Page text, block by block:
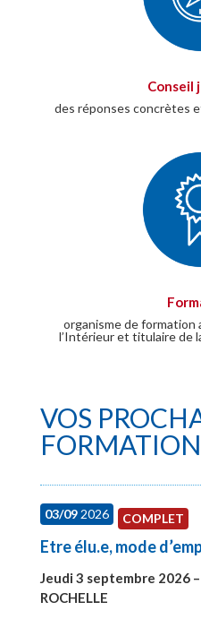
Conseil
des réponses concrètes
organisme de formation
l’Intérieur et titulaire de
VOS
03/092026 COMPLET
Etre élu.e, mode
Jeudi 3 septembre 2026
ROCHELLE